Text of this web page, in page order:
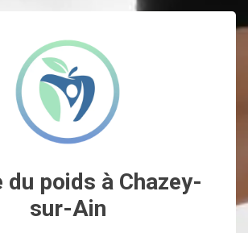
du poids à Chazey-
sur-Ain